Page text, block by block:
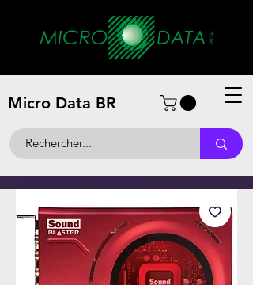
Micro Data BR